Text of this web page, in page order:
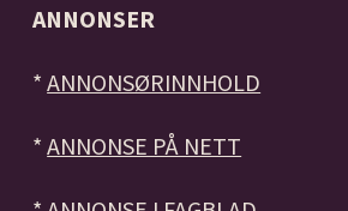
ANNONSER
*ANNONSØRINNHOLD
*ANNONSE PÅ NETT